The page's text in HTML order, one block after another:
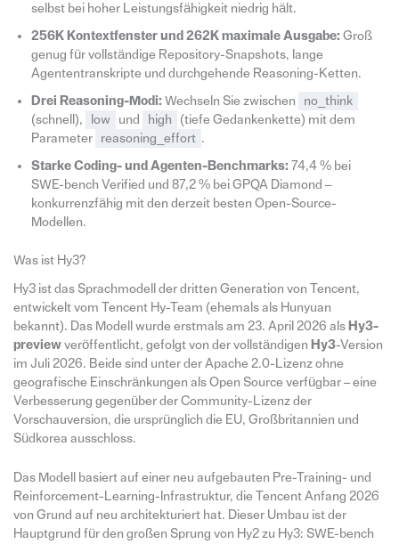
selbst bei hoher Leistungsfähigkeit niedrig hält.
256K Kontextfenster und 262K maximale Ausgabe: Groß
genug für vollständige Repository-Snapshots, lange
Agententranskripte und durchgehende Reasoning-Ketten.
Drei Reasoning-Modi: Wechseln Sie zwischen
no_think
(schnell),
low und high
(tiefe Gedankenkette) mit dem
Parameter
reasoning_effort .
Starke Coding- und Agenten-Benchmarks: 74,4 % bei
SWE-bench Verified und 87,2 % bei GPQA Diamond –
konkurrenzfähig mit den derzeit besten Open-Source-
Modellen.
Was ist Hy3?
Hy3 ist das Sprachmodell der dritten Generation von Tencent,
entwickelt vom Tencent Hy-Team (ehemals als Hunyuan
bekannt). Das Modell wurde erstmals am 23. April 2026 als Hy3-
previewveröffentlicht, gefolgt von der vollständigen Hy3-Version
im Juli 2026. Beide sind unter der Apache 2.0-Lizenz ohne
geografische Einschränkungen als Open Source verfügbar – eine
Verbesserung gegenüber der Community-Lizenz der
Vorschauversion, die ursprünglich die EU, Großbritannien und
Südkorea ausschloss.
Das Modell basiert auf einer neu aufgebauten Pre-Training- und
Reinforcement-Learning-Infrastruktur, die Tencent Anfang 2026
von Grund auf neu architekturiert hat. Dieser Umbau ist der
Hauptgrund für den großen Sprung von Hy2 zu Hy3: SWE-bench